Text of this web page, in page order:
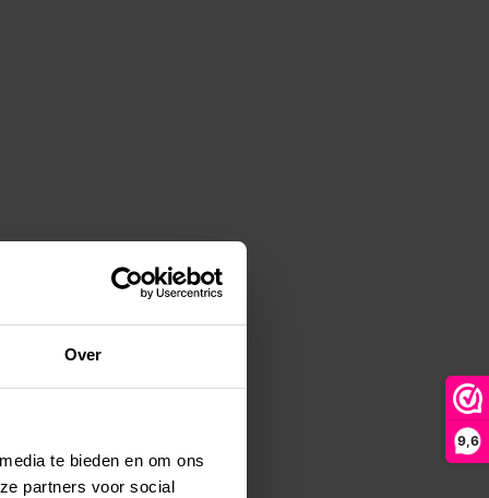
Over
te bieden en om ons
partners voor social
9,6